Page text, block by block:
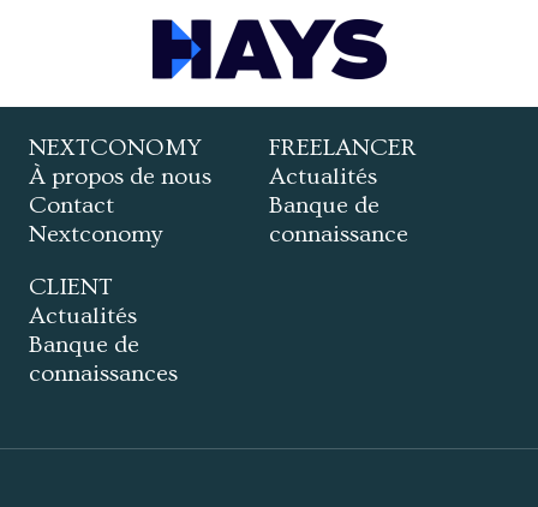
NEXTCONOMY
À propos de nous
Contact
Nextconomy
FREELANCER
Actualités
Banque de
connaissance
CLIENT
Actualités
Banque de
connaissances